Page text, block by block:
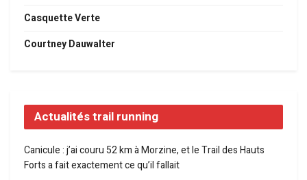
Casquette Verte
Courtney Dauwalter
Actualités trail running
Canicule : j’ai couru 52 km à Morzine, et le Trail des Hauts
Forts a fait exactement ce qu’il fallait